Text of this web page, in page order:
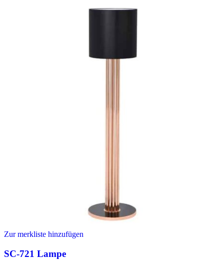
Zur merkliste hinzufügen
SC-721 Lampe